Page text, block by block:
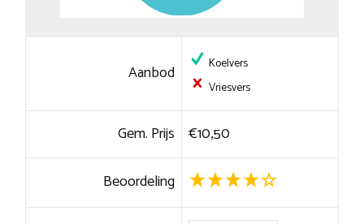
Aanbod
Koelvers
Vriesvers
Gem. Prijs €10,50
Beoordeling